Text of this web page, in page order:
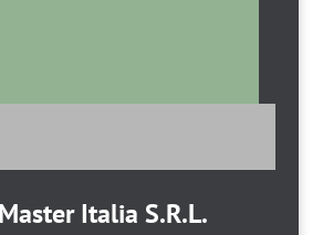
Italia S.R.L.